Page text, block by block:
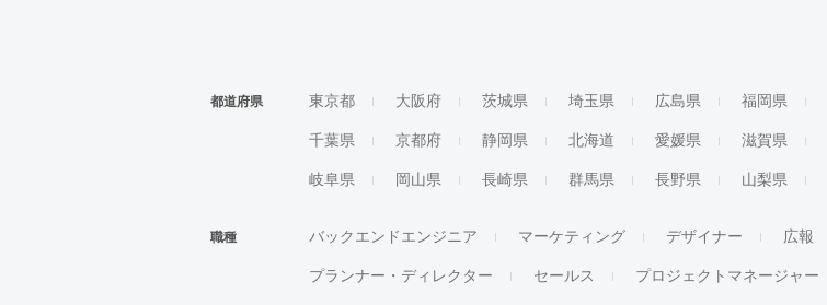
都道府県 東京都 大阪府 茨城県 埼玉県 広島県 福岡県
千葉県 京都府 静岡県 北海道 愛媛県 滋賀県
岐阜県 岡山県 長崎県 群馬県 長野県 山梨県
職種 バックエンドエンジニア マーケティング デザイナー 広報
プランナー・ディレクター セールス プロジェクトマネージャー